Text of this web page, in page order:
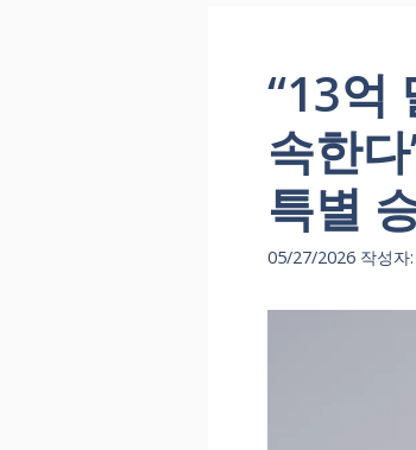
“13억
속한
특별
05/27/2026 작성자: